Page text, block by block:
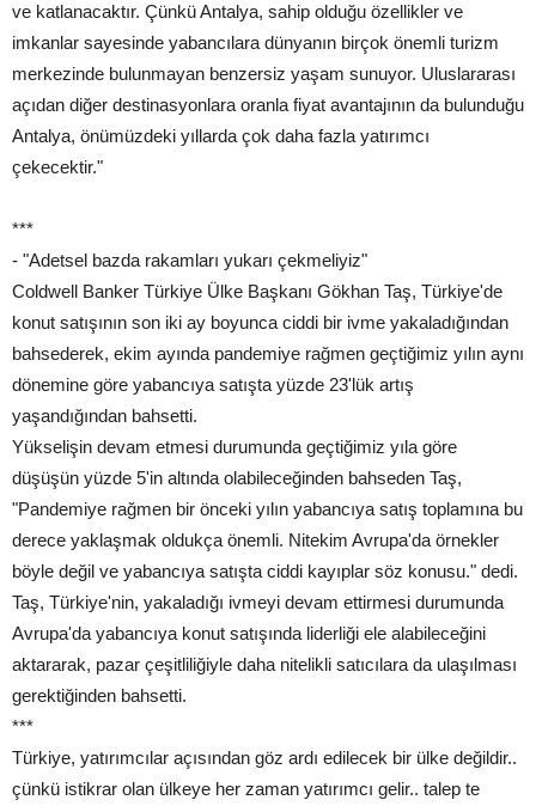
ve katlanacaktır. Çünkü Antalya, sahip olduğu özellikler ve
imkanlar sayesinde yabancılara dünyanın birçok önemli turizm
merkezinde bulunmayan benzersiz yaşam sunuyor. Uluslararası
açıdan diğer destinasyonlara oranla fiyat avantajının da bulunduğu
Antalya, önümüzdeki yıllarda çok daha fazla yatırımcı
çekecektir."
***
- "Adetsel bazda rakamları yukarı çekmeliyiz"
Coldwell Banker Türkiye Ülke Başkanı Gökhan Taş, Türkiye'de
konut satışının son iki ay boyunca ciddi bir ivme yakaladığından
bahsederek, ekim ayında pandemiye rağmen geçtiğimiz yılın aynı
dönemine göre yabancıya satışta yüzde 23'lük artış
yaşandığından bahsetti.
Yükselişin devam etmesi durumunda geçtiğimiz yıla göre
düşüşün yüzde 5'in altında olabileceğinden bahseden Taş,
"Pandemiye rağmen bir önceki yılın yabancıya satış toplamına bu
derece yaklaşmak oldukça önemli. Nitekim Avrupa'da örnekler
böyle değil ve yabancıya satışta ciddi kayıplar söz konusu." dedi.
Taş, Türkiye'nin, yakaladığı ivmeyi devam ettirmesi durumunda
Avrupa'da yabancıya konut satışında liderliği ele alabileceğini
aktararak, pazar çeşitliliğiyle daha nitelikli satıcılara da ulaşılması
gerektiğinden bahsetti.
***
Türkiye, yatırımcılar açısından göz ardı edilecek bir ülke değildir..
çünkü istikrar olan ülkeye her zaman yatırımcı gelir.. talep te